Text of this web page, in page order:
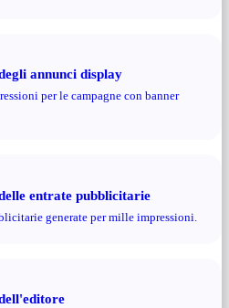
annunci display
per le campagne con banner
entrate pubblicitarie
generate per mille impressioni.